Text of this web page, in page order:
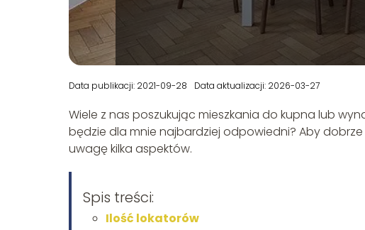
Data publikacji: 2021-09-28 Data aktualizacji: 2026-03-27
Wiele z nas poszukując mieszkania do kupna lub
będzie dla mnie najbardziej odpowiedni? Aby
uwagę kilka aspektów.
Spis treści:
Ilość lokatorów